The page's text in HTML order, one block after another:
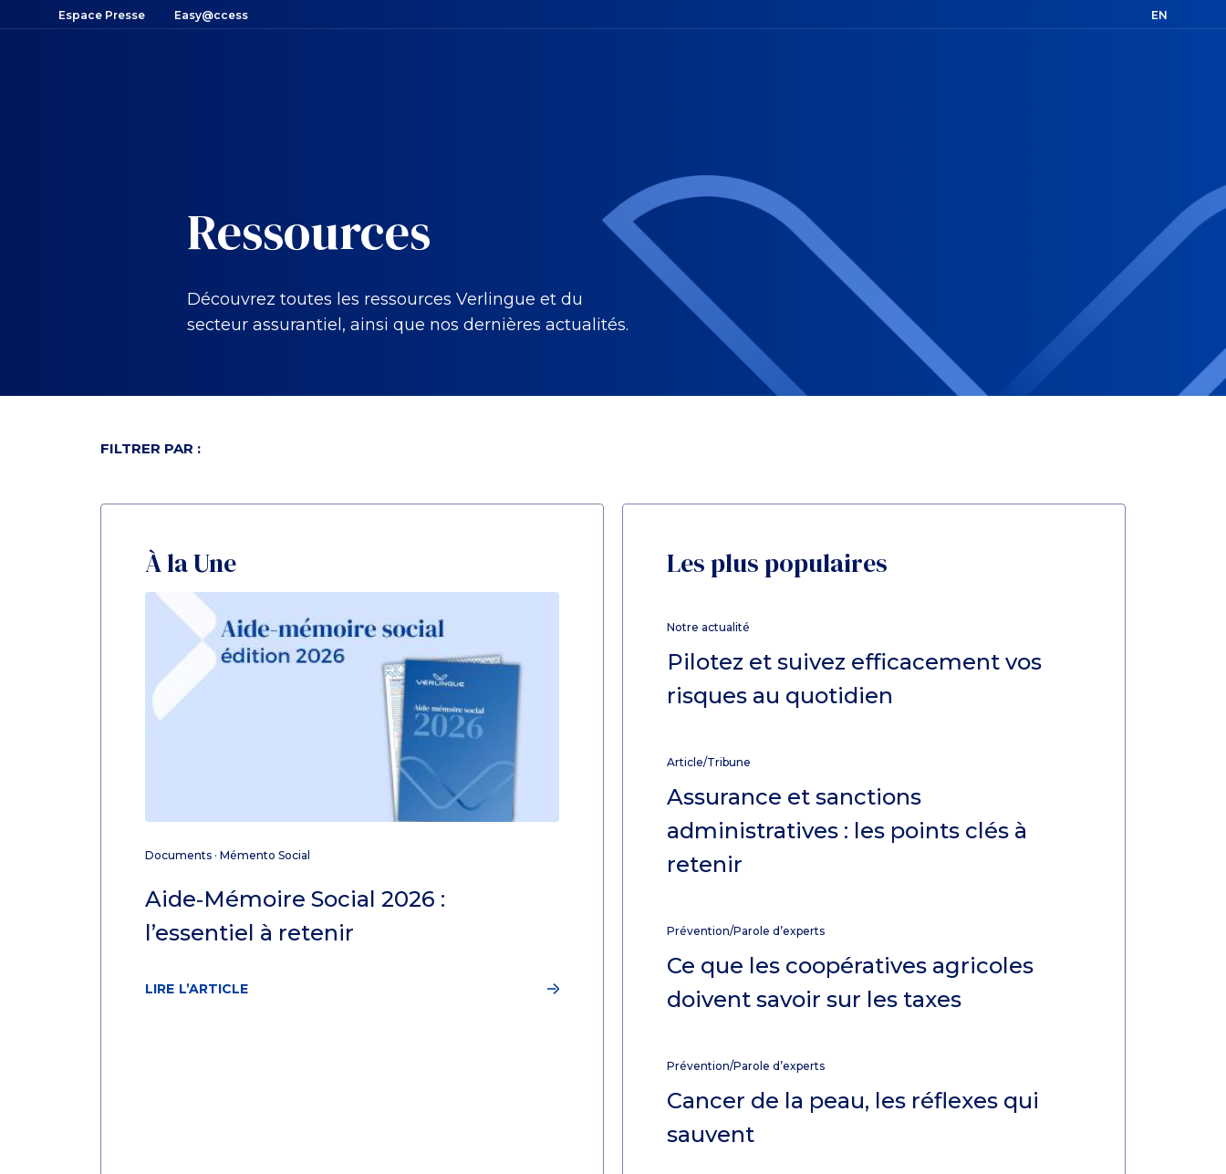
Espace Presse Easy@ccess FR
EN
Ressources
Découvrez toutes les ressources Verlingue et du
secteur assurantiel, ainsi que nos dernières actualités.
FILTRER PAR :
À la Une
Documents · Mémento Social
Aide‑Mémoire Social 2026 :
l’essentiel à retenir
LIRE L’ARTICLE
Les plus populaires
Notre actualité
Pilotez et suivez efficacement vos
risques au quotidien
Article/Tribune
Assurance et sanctions
administratives : les points clés à
retenir
Prévention/Parole d’experts
Ce que les coopératives agricoles
doivent savoir sur les taxes
Prévention/Parole d’experts
Cancer de la peau, les réflexes qui
sauvent